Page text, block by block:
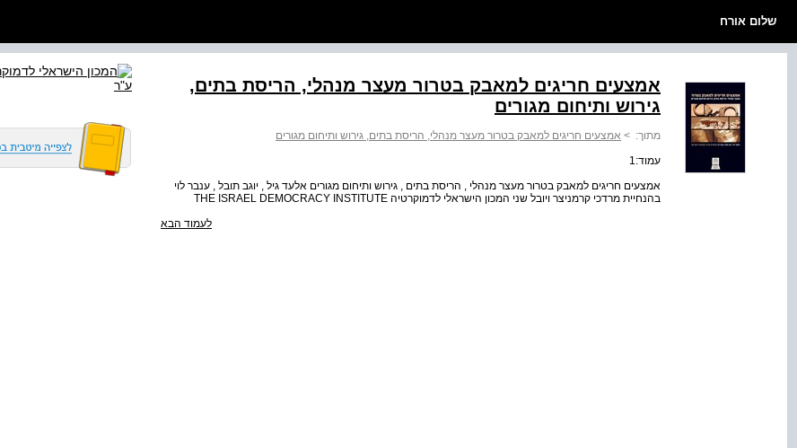
שלום אורח
אמצעים חריגים למאבק בטרור מעצר מנהלי, הריסת בתים,
גירוש ותיחום מגורים
מתוך: > אמצעים חריגים למאבק בטרור מעצר מנהלי, הריסת בתים, גירוש ותיחום מגורים
עמוד:1
אמצעים חריגים למאבק בטרור מעצר מנהלי , הריסת בתים , גירוש ותיחום מגורים אלעד גיל , יוגב תובל , ענבר לוי
בהנחיית מרדכי קרמניצר ויובל שני המכון הישראלי לדמוקרטיה THE ISRAEL DEMOCRACY INSTITUTE
לעמוד הבא